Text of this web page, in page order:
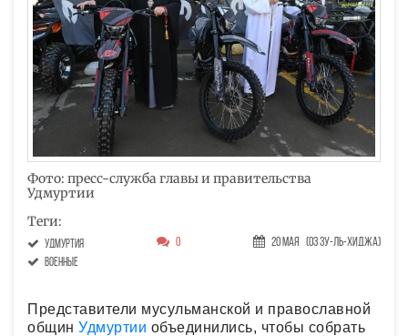
Фото: пресс-служба главы и правительства
Удмуртии
Теги:
Удмуртия
военные
0 20 Мая (03 Зу-ль-хиджа)
Представители мусульманской и православной
общин Удмуртии объединились, чтобы собрать